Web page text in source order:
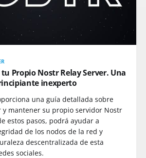
Propio Nostr Relay Server. Una
inexperto
una guía detallada sobre
y mantener su propio servidor Nostr
estos pasos, podrá ayudar a
de los nodos de la red y
descentralizada de esta
sociales.